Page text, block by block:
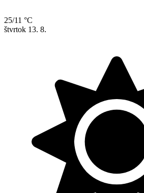
25/11 °C
štvrtok 13. 8.